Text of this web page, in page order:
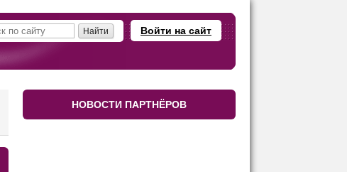
Войти на сайт
НОВОСТИ ПАРТНЁРОВ